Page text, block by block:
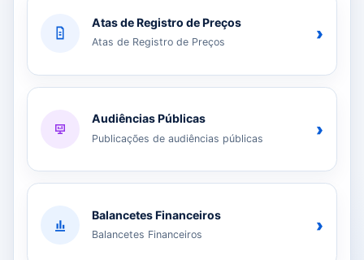
Atas de Registro de Preços
Atas de Registro de Preços ›
Audiências Públicas
Publicações de audiências públicas ›
Balancetes Financeiros
Balancetes Financeiros ›